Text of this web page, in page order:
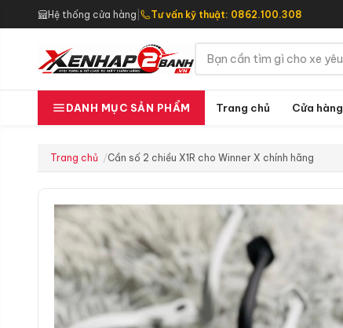
Hệ thống cửa hàng Tư vấn kỹ thuật: 0862.100.308
DANH MỤC SẢN PHẨM Trang chủ Cửa hàng
Trang chủ Cần số 2 chiều X1R cho Winner X chính hãng